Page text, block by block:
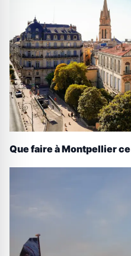
Que faire à Montpellier